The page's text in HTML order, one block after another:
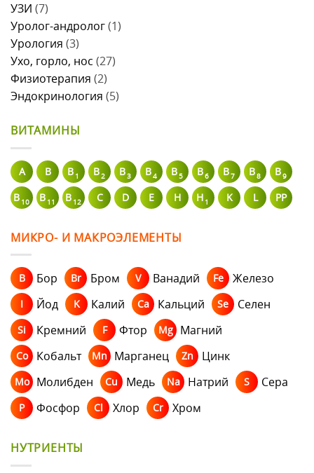
УЗИ (7)
Уролог-андролог(1)
Урология (3)
Ухо, горло, нос (27)
Физиотерапия (2)
Эндокринология (5)
ВИТАМИНЫ
A В B 1 B2 B3 B4 B5 B6 B7 B8 B9
B 10 B 11 B 12 C D E H H 1 K L PP
МИКРО- И МАКРОЭЛЕМЕНТЫ
B Бор Br Бром V Ванадий Fe Железо
I Йод K Калий Ca Кальций Se Селен
Si Кремний F Фтор Mg Магний
Co Кобальт Mn Марганец Zn Цинк
Mo Молибден Cu Медь Na Натрий S Сера
P Фосфор Cl Хлор Cr Хром
НУТРИЕНТЫ